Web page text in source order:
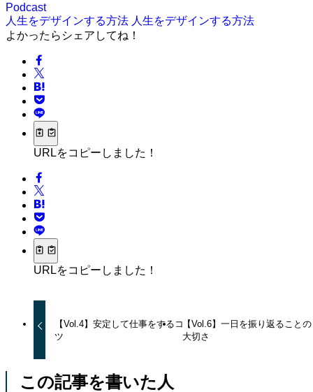
Podcast
人生をデザインする方法 人生をデザインする方法
よかったらシェアしてね！
URLをコピーしました！
URLをコピーしました！
【Vol.4】安定して仕事をするコ
ツ
【Vol.6】一日を振り返ることの
大切さ
この記事を書いた人